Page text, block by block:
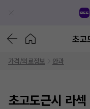
초고
가격/의료정보 안과
초고도근시 라